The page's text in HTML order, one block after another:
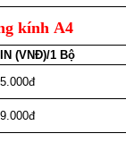
kính A4
(VNĐ)/1 Bộ